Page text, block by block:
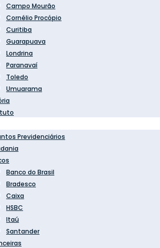
Campo Mourão
Cornélio Procópio
Curitiba
Guarapuava
Londrina
Paranavaí
Toledo
Umuarama
Previdenciários
Banco do Brasil
Bradesco
Caixa
HSBC
Itaú
Santander